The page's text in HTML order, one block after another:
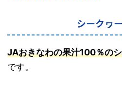
シークヮ
JAおきなわの果汁100％の
です。